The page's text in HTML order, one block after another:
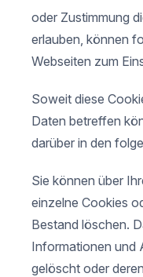
oder Zustimmung
erlauben, können
Webseiten zum
Soweit diese
Daten betreffen
darüber in den
Sie können über
einzelne Cookies
Bestand löschen.
Informationen und
gelöscht oder